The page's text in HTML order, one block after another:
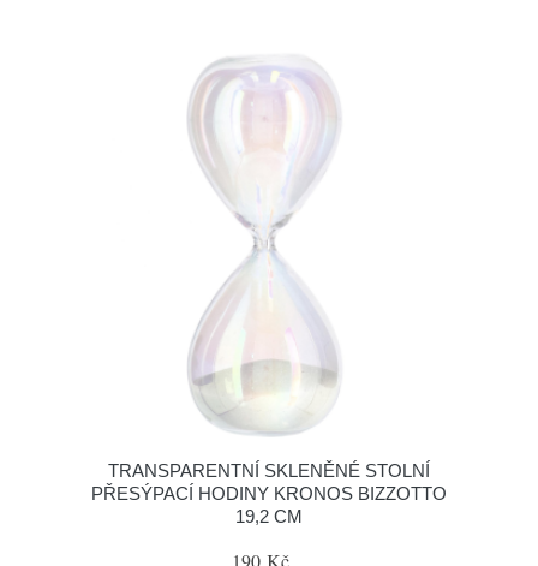
TRANSPARENTNÍ SKLENĚNÉ STOLNÍ
PŘESÝPACÍ HODINY KRONOS BIZZOTTO
19,2 CM
190 Kč